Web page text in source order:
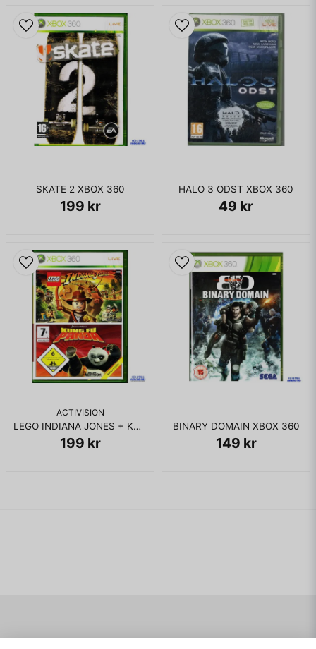
SKATE 2 XBOX 360
199 kr
HALO 3 ODST XBOX 360
49 kr
ACTIVISION
LEGO INDIANA JONES + KUNG FU PANDA XBOX 360
199 kr
BINARY DOMAIN XBOX 360
149 kr